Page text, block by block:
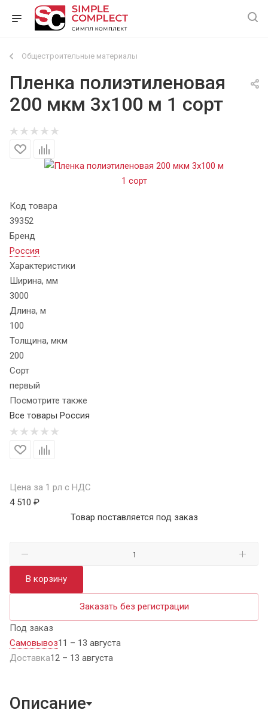
Общестроительные материалы
Пленка полиэтиленовая
200 мкм 3х100 м 1 сорт
Код товара
39352
Бренд
Россия
Характеристики
Ширина, мм
3000
Длина, м
100
Толщина, мкм
200
Сорт
первый
Посмотрите также
Все товары Россия
Цена за 1 рл с НДС
4 510 ₽
Товар поставляется под заказ
В корзину
Заказать без регистрации
Под заказ
Самовывоз11 – 13 августа
Доставка12 – 13 августа
Описание